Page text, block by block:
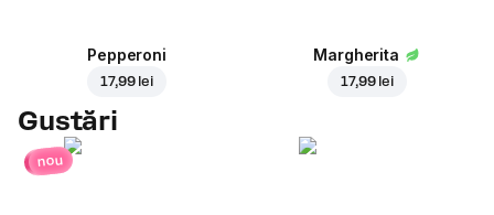
Pepperoni
17,99 lei
Margherita
17,99 lei
Gustări
nou